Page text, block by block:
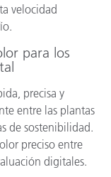
velocidad
para los
precisa y
entre las plantas
de sostenibilidad.
preciso entre
digitales.